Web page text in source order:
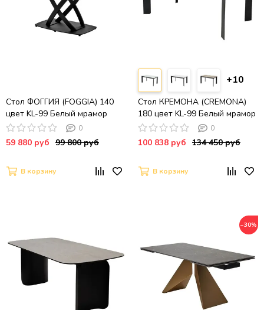
Стол ФОГГИЯ (FOGGIA) 140
цвет KL-99 Белый мрамор
матовый, итальянская
керамика/ ЧЕРНЫЙ, ®DISAUR
0
59 880 руб 99 800 руб
В корзину
+10
Стол КРЕМОНА (CREMONA)
180 цвет KL-99 Белый мрамор
матовый, итальянская
керамика / ЧЕРНЫЙс,
®DISAUR
0
100 838 руб 134 450 руб
В корзину
−30%